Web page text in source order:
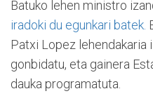
Batuko lehen ministro
iradoki du egunkari batek.
Patxi Lopez lehendakaria
gonbidatu, eta gainera
dauka programatuta.